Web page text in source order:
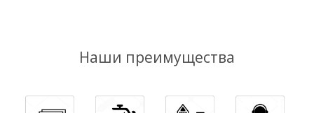
Наши преимущества